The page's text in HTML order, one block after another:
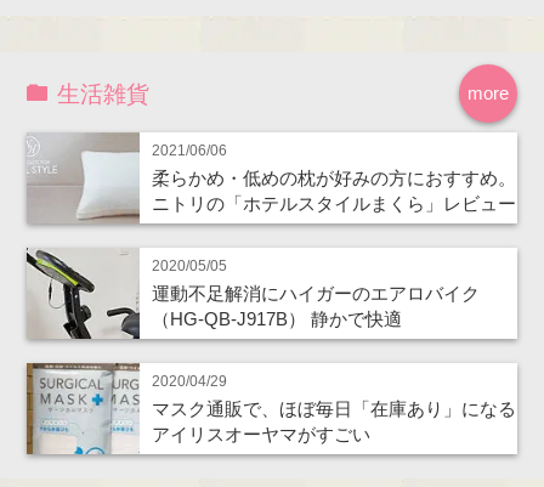
more
生活雑貨
2021/06/06
柔らかめ・低めの枕が好みの方におすすめ。
ニトリの「ホテルスタイルまくら」レビュー
2020/05/05
運動不足解消にハイガーのエアロバイク
（HG-QB-J917B） 静かで快適
2020/04/29
マスク通販で、ほぼ毎日「在庫あり」になる
アイリスオーヤマがすごい